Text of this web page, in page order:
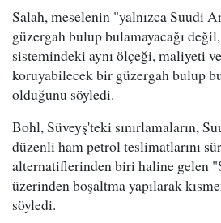
Salah, meselenin "yalnızca Suudi
güzergah bulup bulamayacağı
sistemindeki aynı ölçeği, maliyeti
koruyabilecek bir güzergah bulup
olduğunu söyledi.
Bohl, Süveyş'teki sınırlamaların,
düzenli ham petrol teslimatlarını
alternatiflerinden biri haline gelen
üzerinden boşaltma yapılarak
söyledi.